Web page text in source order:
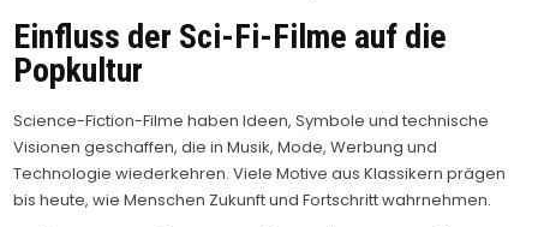
Einfluss der Sci-Fi-Filme auf die
Popkultur
Science-Fiction-Filme haben Ideen, Symbole und technische
Visionen geschaffen, die in Musik, Mode, Werbung und
Technologie wiederkehren. Viele Motive aus Klassikern prägen
bis heute, wie Menschen Zukunft und Fortschritt wahrnehmen.